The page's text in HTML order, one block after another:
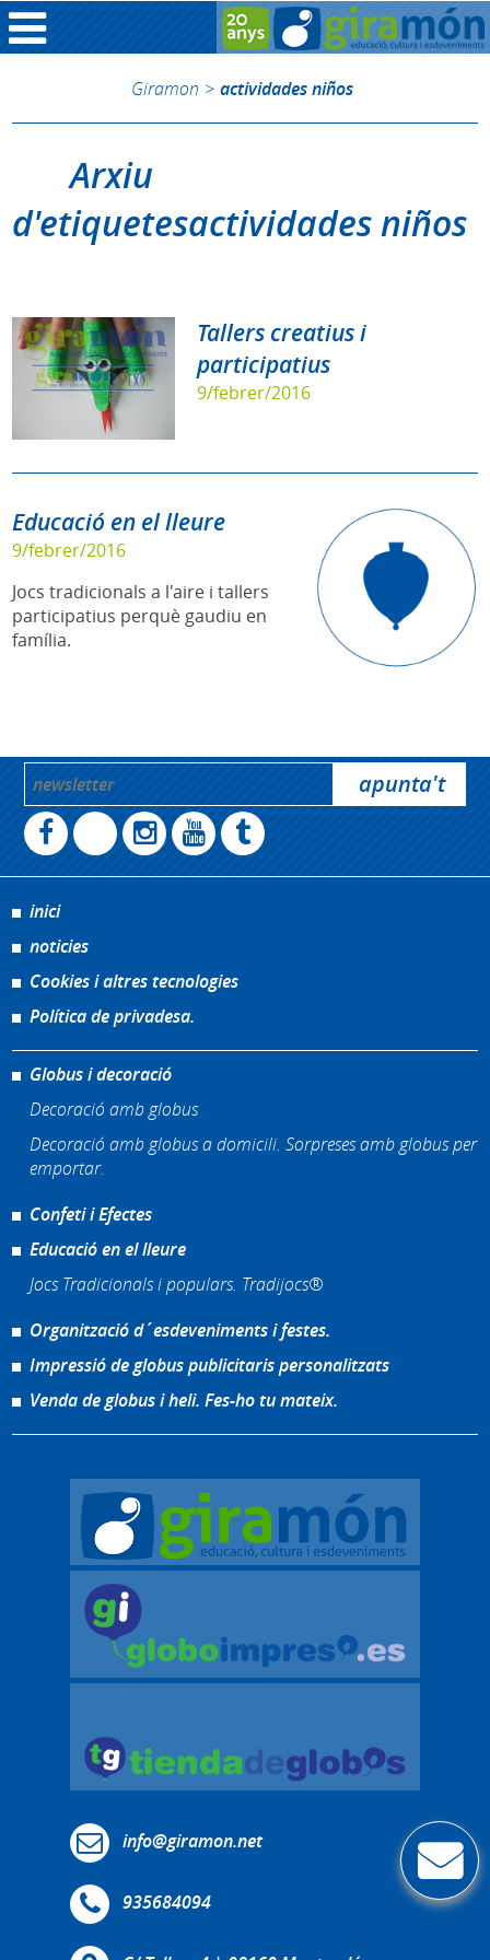
Giramon > actividades niños
Arxiu
d'etiquetesactividades niños
Tallers creatius i
participatius
9/febrer/2016
Educació en el lleure
9/febrer/2016
Jocs tradicionals a l'aire i tallers
participatius perquè gaudiu en
família.
inici
noticies
Cookies i altres tecnologies
Política de privadesa.
Globus i decoració
Decoració amb globus
Decoració amb globus a domicili. Sorpreses amb globus per
emportar.
Confeti i Efectes
Educació en el lleure
Jocs Tradicionals i populars. Tradijocs®
Organització d´esdeveniments i festes.
Impressió de globus publicitaris personalitzats
Venda de globus i heli. Fes-ho tu mateix.
info@giramon.net
935684094